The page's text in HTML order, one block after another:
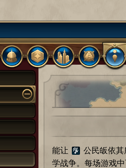
能让
公民皈依
学战争。每场游戏